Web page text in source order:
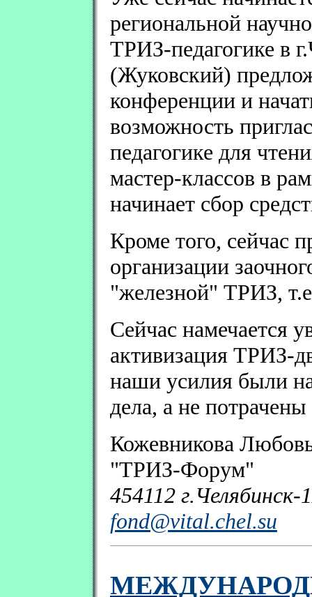
региональной
ТРИЗ-педагогике в
(Жуковский)
конференции и
возможность
педагогике для
мастер-классов в
начинает сбор
Кроме того, сейчас
организации
"железной" ТРИЗ,
Сейчас намечается
активизация ТРИЗ-
наши усилия были
дела, а не
Кожевникова
"ТРИЗ-Форум"
454112 г.Челябинск-
fond@vital.chel.su